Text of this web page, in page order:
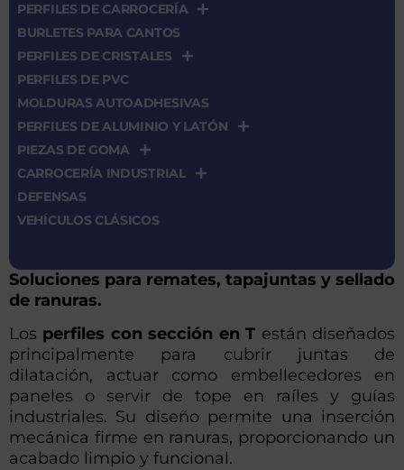
PERFILES DE CARROCERÍA
BURLETES PARA CANTOS
PERFILES DE CRISTALES
PERFILES DE PVC
MOLDURAS AUTOADHESIVAS
PERFILES DE ALUMINIO Y LATÓN
PIEZAS DE GOMA
CARROCERÍA INDUSTRIAL
DEFENSAS
VEHÍCULOS CLÁSICOS
Soluciones para remates, tapajuntas y sellado
de ranuras.
Los perfiles con sección en T están diseñados
principalmente para cubrir juntas de
dilatación, actuar como embellecedores en
paneles o servir de tope en raíles y guías
industriales. Su diseño permite una inserción
mecánica firme en ranuras, proporcionando un
acabado limpio y funcional.